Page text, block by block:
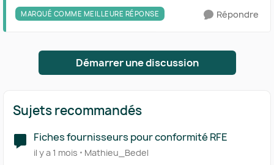
MARQUÉ COMME MEILLEURE RÉPONSE Répondre
Démarrer une discussion
Sujets recommandés
Fiches fournisseurs pour conformité RFE
il y a 1 mois Mathieu_Bedel